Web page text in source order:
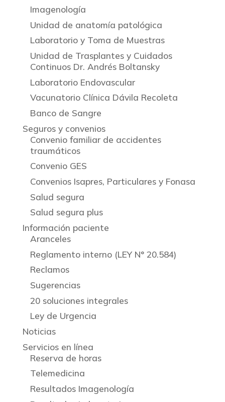
Imagenología
Unidad de anatomía patológica
Laboratorio y Toma de Muestras
Unidad de Trasplantes y Cuidados
Continuos Dr. Andrés Boltansky
Laboratorio Endovascular
Vacunatorio Clínica Dávila Recoleta
Banco de Sangre
Seguros y convenios
Convenio familiar de accidentes
traumáticos
Convenio GES
Convenios Isapres, Particulares y Fonasa
Salud segura
Salud segura plus
Información paciente
Aranceles
Reglamento interno (LEY N° 20.584)
Reclamos
Sugerencias
20 soluciones integrales
Ley de Urgencia
Noticias
Servicios en línea
Reserva de horas
Telemedicina
Resultados Imagenología